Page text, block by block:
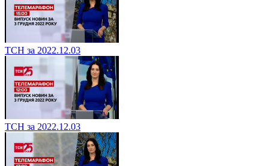
ТСН за 2022.12.03
ТСН за 2022.12.03